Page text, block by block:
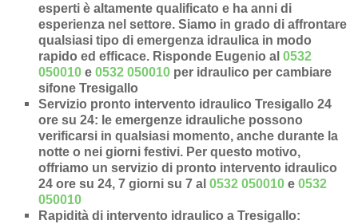
esperti è altamente qualificato e ha anni di
esperienza nel settore. Siamo in grado di affrontare
qualsiasi tipo di emergenza idraulica in modo
rapido ed efficace. Risponde Eugenio al0532
050010 e0532 050010 per idraulico per cambiare
sifone Tresigallo
Servizio pronto intervento idraulico Tresigallo 24
ore su 24: le emergenze idrauliche possono
verificarsi in qualsiasi momento, anche durante la
notte o nei giorni festivi. Per questo motivo,
offriamo un servizio di pronto intervento idraulico
24 ore su 24, 7 giorni su 7 al0532 050010 e0532
050010
Rapidità di intervento idraulico a Tresigallo: